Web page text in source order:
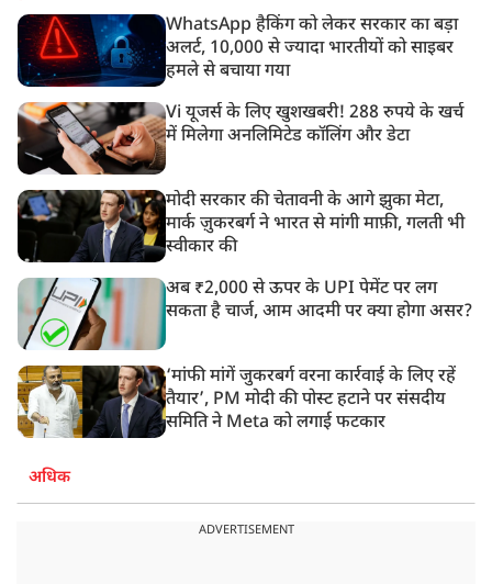
WhatsApp हैकिंग को लेकर सरकार का बड़ा
अलर्ट, 10,000 से ज्यादा भारतीयों को साइबर
हमले से बचाया गया
Vi यूजर्स के लिए खुशखबरी! 288 रुपये के खर्च
में मिलेगा अनलिमिटेड कॉलिंग और डेटा
मोदी सरकार की चेतावनी के आगे झुका मेटा,
मार्क ज़ुकरबर्ग ने भारत से मांगी माफ़ी, गलती भी
स्वीकार की
अब ₹2,000 से ऊपर के UPI पेमेंट पर लग
सकता है चार्ज, आम आदमी पर क्या होगा असर?
‘मांफी मांगें जुकरबर्ग वरना कार्रवाई के लिए रहें
तैयार’, PM मोदी की पोस्ट हटाने पर संसदीय
समिति ने Meta को लगाई फटकार
अधिक
ADVERTISEMENT